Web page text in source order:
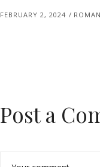
FEBRUARY 2, 2024
Post a